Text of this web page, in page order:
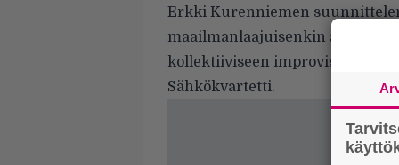
Erkki Kurenniemen
maailmanlaajuisenkin
kollektiiviseen improvisaatioon
Sähkökvartetti.